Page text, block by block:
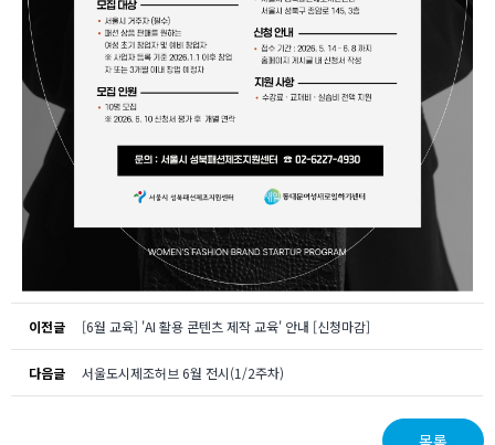
이전글 [6월 교육] 'AI 활용 콘텐츠 제작 교육' 안내 [신청마감]
다음글 서울도시제조허브 6월 전시(1/2주차)